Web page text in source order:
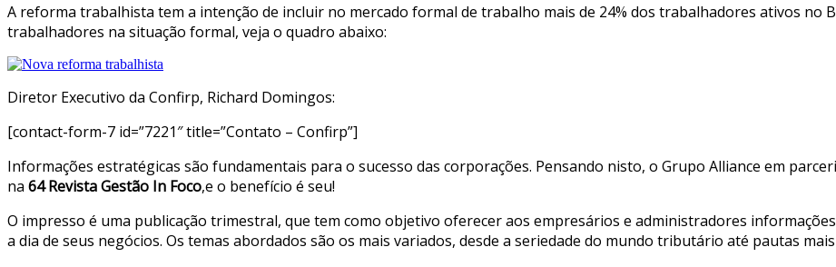
A reforma trabalhista tem a intenção de incluir no mercado formal de trabalho mais de 24% dos trabalhadores ativos no
trabalhadores na situação formal, veja o quadro abaixo:
Diretor Executivo da Confirp, Richard Domingos:
[contact-form-7 id=”7221″ title=”Contato – Confirp”]
Informações estratégicas são fundamentais para o sucesso das corporações. Pensando nisto, o Grupo Alliance em
na 64 Revista Gestão In Foco,e o benefício é seu!
O impresso é uma publicação trimestral, que tem como objetivo oferecer aos empresários e administradores
a dia de seus negócios. Os temas abordados são os mais variados, desde a seriedade do mundo tributário até pautas